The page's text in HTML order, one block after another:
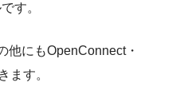
す。
他にもOpenConnect・
ます。